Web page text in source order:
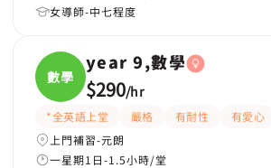
女導師-中七程度
數學
year 9,數學
$290/hr
*全英語上堂 嚴格 有耐性 有愛心
上門補習-元朗
一星期1日-1.5小時/堂